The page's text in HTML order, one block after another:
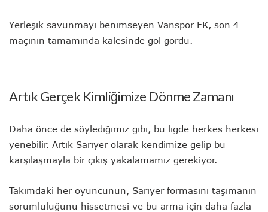
Yerleşik savunmayı benimseyen Vanspor FK, son 4
maçının tamamında kalesinde gol gördü.
Artık Gerçek Kimliğimize Dönme Zamanı
Daha önce de söylediğimiz gibi, bu ligde herkes herkesi
yenebilir. Artık Sarıyer olarak kendimize gelip bu
karşılaşmayla bir çıkış yakalamamız gerekiyor.
Takımdaki her oyuncunun, Sarıyer formasını taşımanın
sorumluluğunu hissetmesi ve bu arma için daha fazla